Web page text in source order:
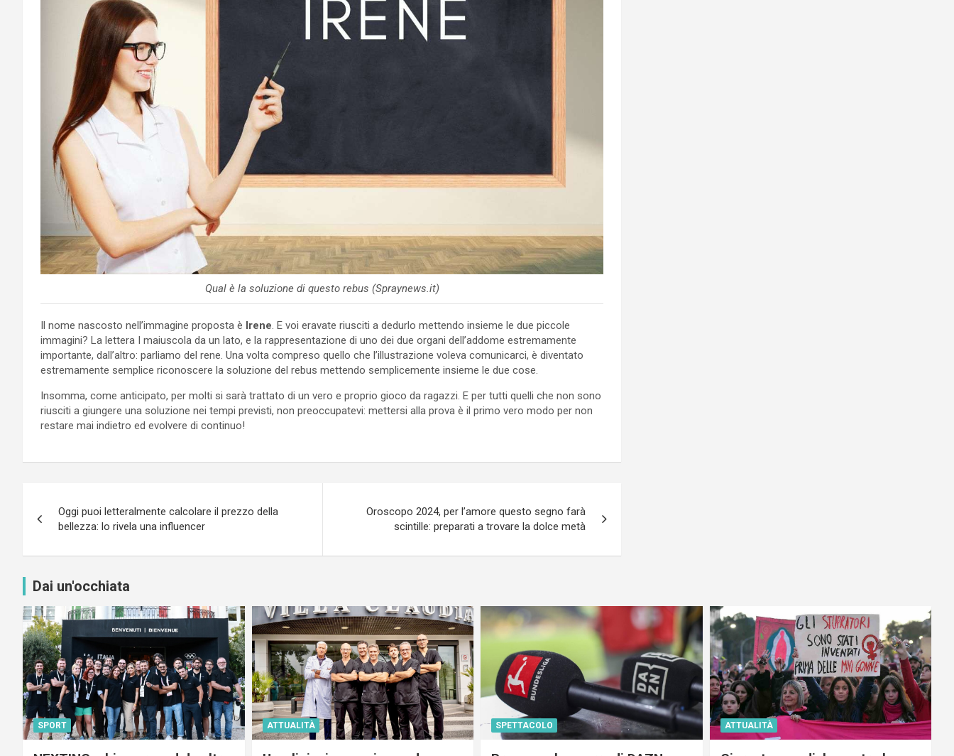
Qual è la soluzione di questo rebus (Spraynews.it)
Il nome nascosto nell’immagine proposta è Irene. E voi eravate riusciti a dedurlo mettendo insieme le due piccole
immagini? La lettera I maiuscola da un lato, e la rappresentazione di uno dei due organi dell’addome estremamente
importante, dall’altro: parliamo del rene. Una volta compreso quello che l’illustrazione voleva comunicarci, è diventato
estremamente semplice riconoscere la soluzione del rebus mettendo semplicemente insieme le due cose.
Insomma, come anticipato, per molti si sarà trattato di un vero e proprio gioco da ragazzi. E per tutti quelli che non sono
riusciti a giungere una soluzione nei tempi previsti, non preoccupatevi: mettersi alla prova è il primo vero modo per non
restare mai indietro ed evolvere di continuo!
articoli
Oggi puoi letteralmente calcolare il prezzo della
bellezza: lo rivela una influencer
Oroscopo 2024, per l’amore questo segno farà
scintille: preparati a trovare la dolce metà
Dai un'occhiata
SPORT ATTUALITÀ SPETTACOLO ATTUALITÀ